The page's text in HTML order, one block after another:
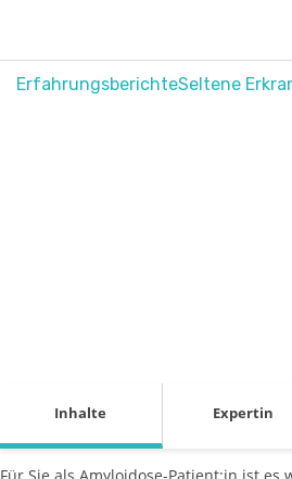
ErfahrungsberichteSeltene
Inhalte Expertin
Für Sie als Amyloidose-Patient:in ist es